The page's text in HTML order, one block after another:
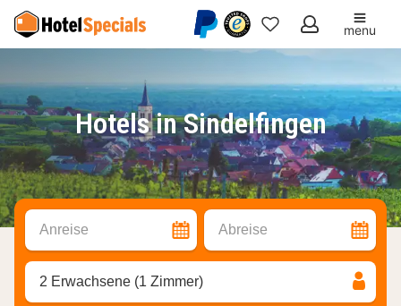
Meine
menu
Hotels in Sindelfingen
Anreise Abreise
2 Erwachsene (1 Zimmer)